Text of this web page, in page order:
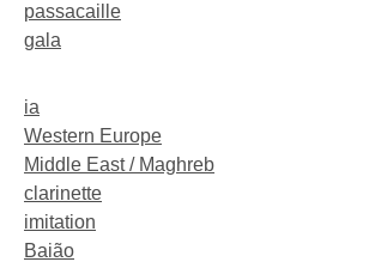
passacaille
gala
ia
Western Europe
Middle East / Maghreb
clarinette
imitation
Baião